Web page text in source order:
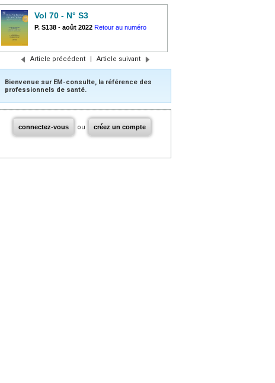
Vol 70 - N° S3
P. S138 - août 2022 Retour au numéro
Article précédent | Article suivant
Bienvenue sur EM-consulte, la référence des
professionnels de santé.
connectez-vous ou créez un compte